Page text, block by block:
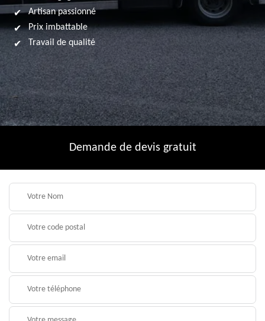
Artisan passionné
Prix imbattable
Travail de qualité
Demande de devis gratuit